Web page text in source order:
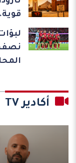
قوية..
أكادير TV